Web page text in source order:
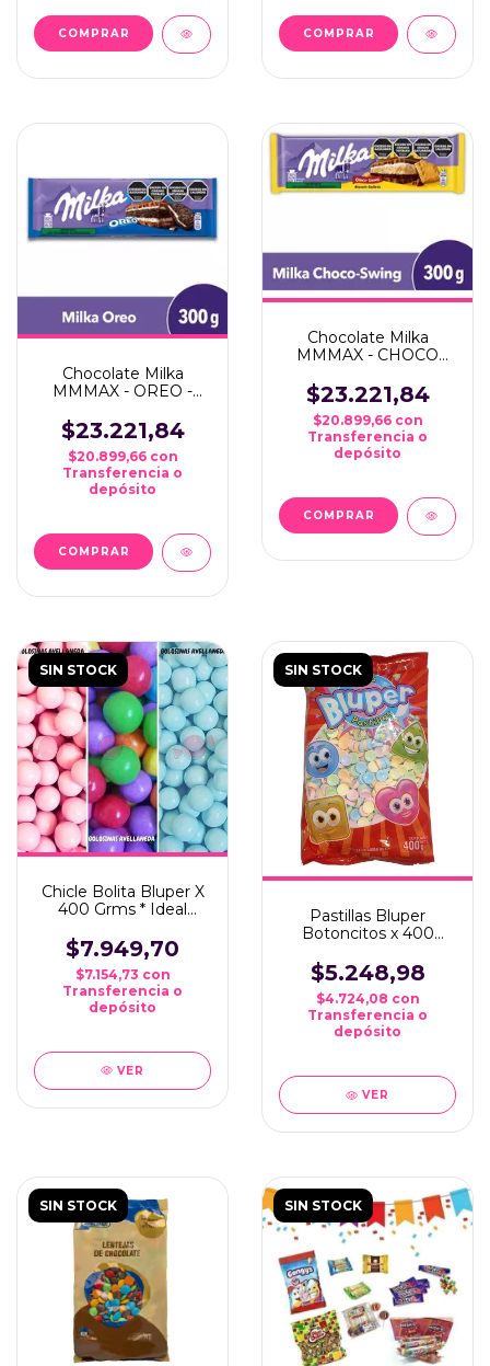
COMPRAR
Chocolate Milka
MMMAX - OREO -
$23.221,84
$20.899,66 con
Transferencia o
depósito
Chocolate Milka
MMMAX - CHOCO
$23.221,84
$20.899,66 con
Transferencia o
depósito
SIN STOCK
Chicle Bolita Bluper X
400 Grms * Ideal
$7.949,70
$7.154,73 con
Transferencia o
depósito
VER
SIN STOCK
Pastillas Bluper
Botoncitos x 400
$5.248,98
$4.724,08 con
Transferencia o
depósito
VER
SIN STOCK SIN STOCK